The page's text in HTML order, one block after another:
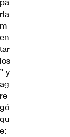
pa
rla
m
en
tar
ios
” y
ag
re
gó
qu
e: